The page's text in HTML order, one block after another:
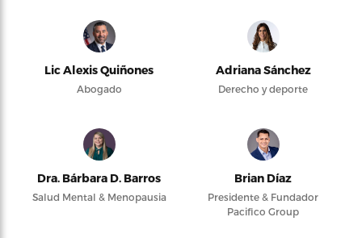
Lic Alexis Quiñones
Abogado
Adriana Sánchez
Derecho y deporte
Dra. Bárbara D. Barros
Salud Mental & Menopausia
Brian Díaz
Presidente & Fundador
Pacifico Group